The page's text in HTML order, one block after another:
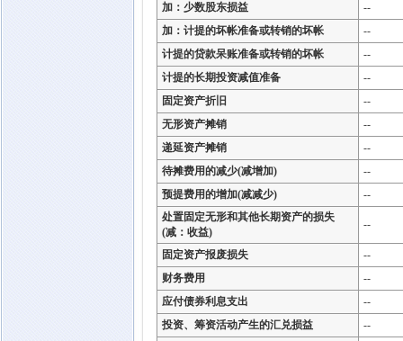
加：少数股东损益
--
加：计提的坏帐准备或转销的坏帐
--
计提的贷款呆账准备或转销的坏帐
--
计提的长期投资减值准备
--
固定资产折旧
--
无形资产摊销
--
递延资产摊销
--
待摊费用的减少(减增加)
--
预提费用的增加(减减少)
--
处置固定无形和其他长期资产的损失
(减：收益)
--
固定资产报废损失
--
财务费用
--
应付债券利息支出
--
投资、筹资活动产生的汇兑损益
--